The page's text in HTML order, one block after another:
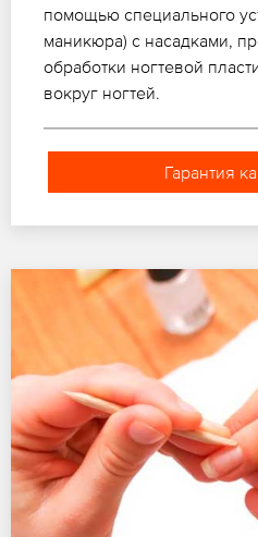
помощью специального
маникюра) с насадками,
обработки ногтевой
вокруг ногтей.
Гарантия